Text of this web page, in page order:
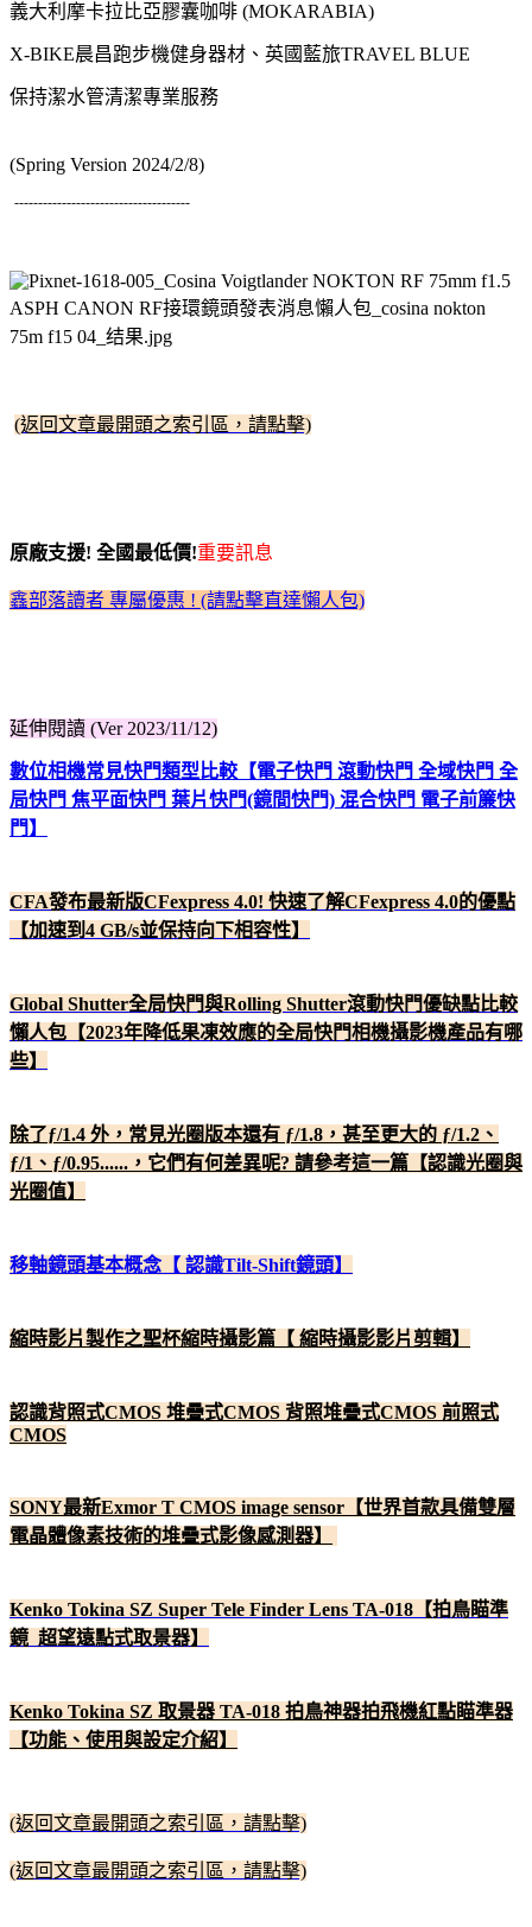
義大利摩卡拉比亞膠囊咖啡 (MOKARABIA)
X-BIKE晨昌跑步機健身器材、英國藍旅TRAVEL BLUE
保持潔水管清潔專業服務
(Spring Version 2024/2/8)
-------------------------------------
(返回文章最開頭之索引區，請點擊)
原廠支援! 全國最低價!重要訊息
鑫部落讀者 專屬優惠 ! (請點擊直達懶人包)
延伸閱讀 (Ver 2023/11/12)
數位相機常見快門類型比較【電子快門 滾動快門 全域快門 全
局快門 焦平面快門 葉片快門(鏡間快門) 混合快門 電子前簾快
門】
CFA發布最新版CFexpress 4.0! 快速了解CFexpress 4.0的優點
【加速到4 GB/s並保持向下相容性】
Global Shutter全局快門與Rolling Shutter滾動快門優缺點比較
懶人包【2023年降低果凍效應的全局快門相機攝影機產品有哪
些】
除了ƒ/1.4 外，常見光圈版本還有 ƒ/1.8，甚至更大的 ƒ/1.2、
ƒ/1、ƒ/0.95......，它們有何差異呢? 請參考這一篇【認識光圈與
光圈值】
移軸鏡頭基本概念【 認識Tilt-Shift鏡頭】
縮時影片製作之聖杯縮時攝影篇【 縮時攝影影片剪輯】
認識背照式CMOS 堆疊式CMOS 背照堆疊式CMOS 前照式
CMOS
SONY最新Exmor T CMOS image sensor【世界首款具備雙層
電晶體像素技術的堆疊式影像感測器】
Kenko Tokina SZ Super Tele Finder Lens TA-018【拍鳥瞄準
鏡 超望遠點式取景器】
Kenko Tokina SZ 取景器 TA-018 拍鳥神器拍飛機紅點瞄準器
【功能、使用與設定介紹】
(返回文章最開頭之索引區，請點擊)
(返回文章最開頭之索引區，請點擊)